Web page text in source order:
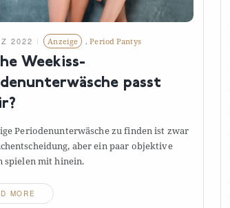
2022 Anzeige ,Period Pantys
Weekiss-
passt
Periodenunterwäsche zu finden ist zwar
aber ein paar objektive
spielen mithinein.
MORE